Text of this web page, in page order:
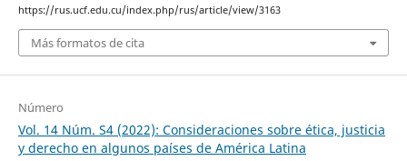
https://rus.ucf.edu.cu/index.php/rus/article/view/3163
Más formatos de cita
Número
Vol. 14 Núm. S4 (2022): Consideraciones sobre ética, justicia
y derecho en algunos países de América Latina